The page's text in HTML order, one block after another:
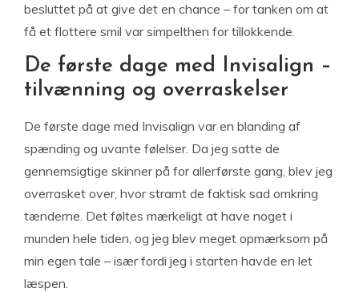
besluttet på at give det en chance – for tanken om at
få et flottere smil var simpelthen for tillokkende.
De første dage med Invisalign –
tilvænning og overraskelser
De første dage med Invisalign var en blanding af
spænding og uvante følelser. Da jeg satte de
gennemsigtige skinner på for allerførste gang, blev jeg
overrasket over, hvor stramt de faktisk sad omkring
tænderne. Det føltes mærkeligt at have noget i
munden hele tiden, og jeg blev meget opmærksom på
min egen tale – især fordi jeg i starten havde en let
læspen.